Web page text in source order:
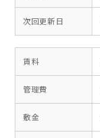
次回更新日
賃料
管理費
敷金